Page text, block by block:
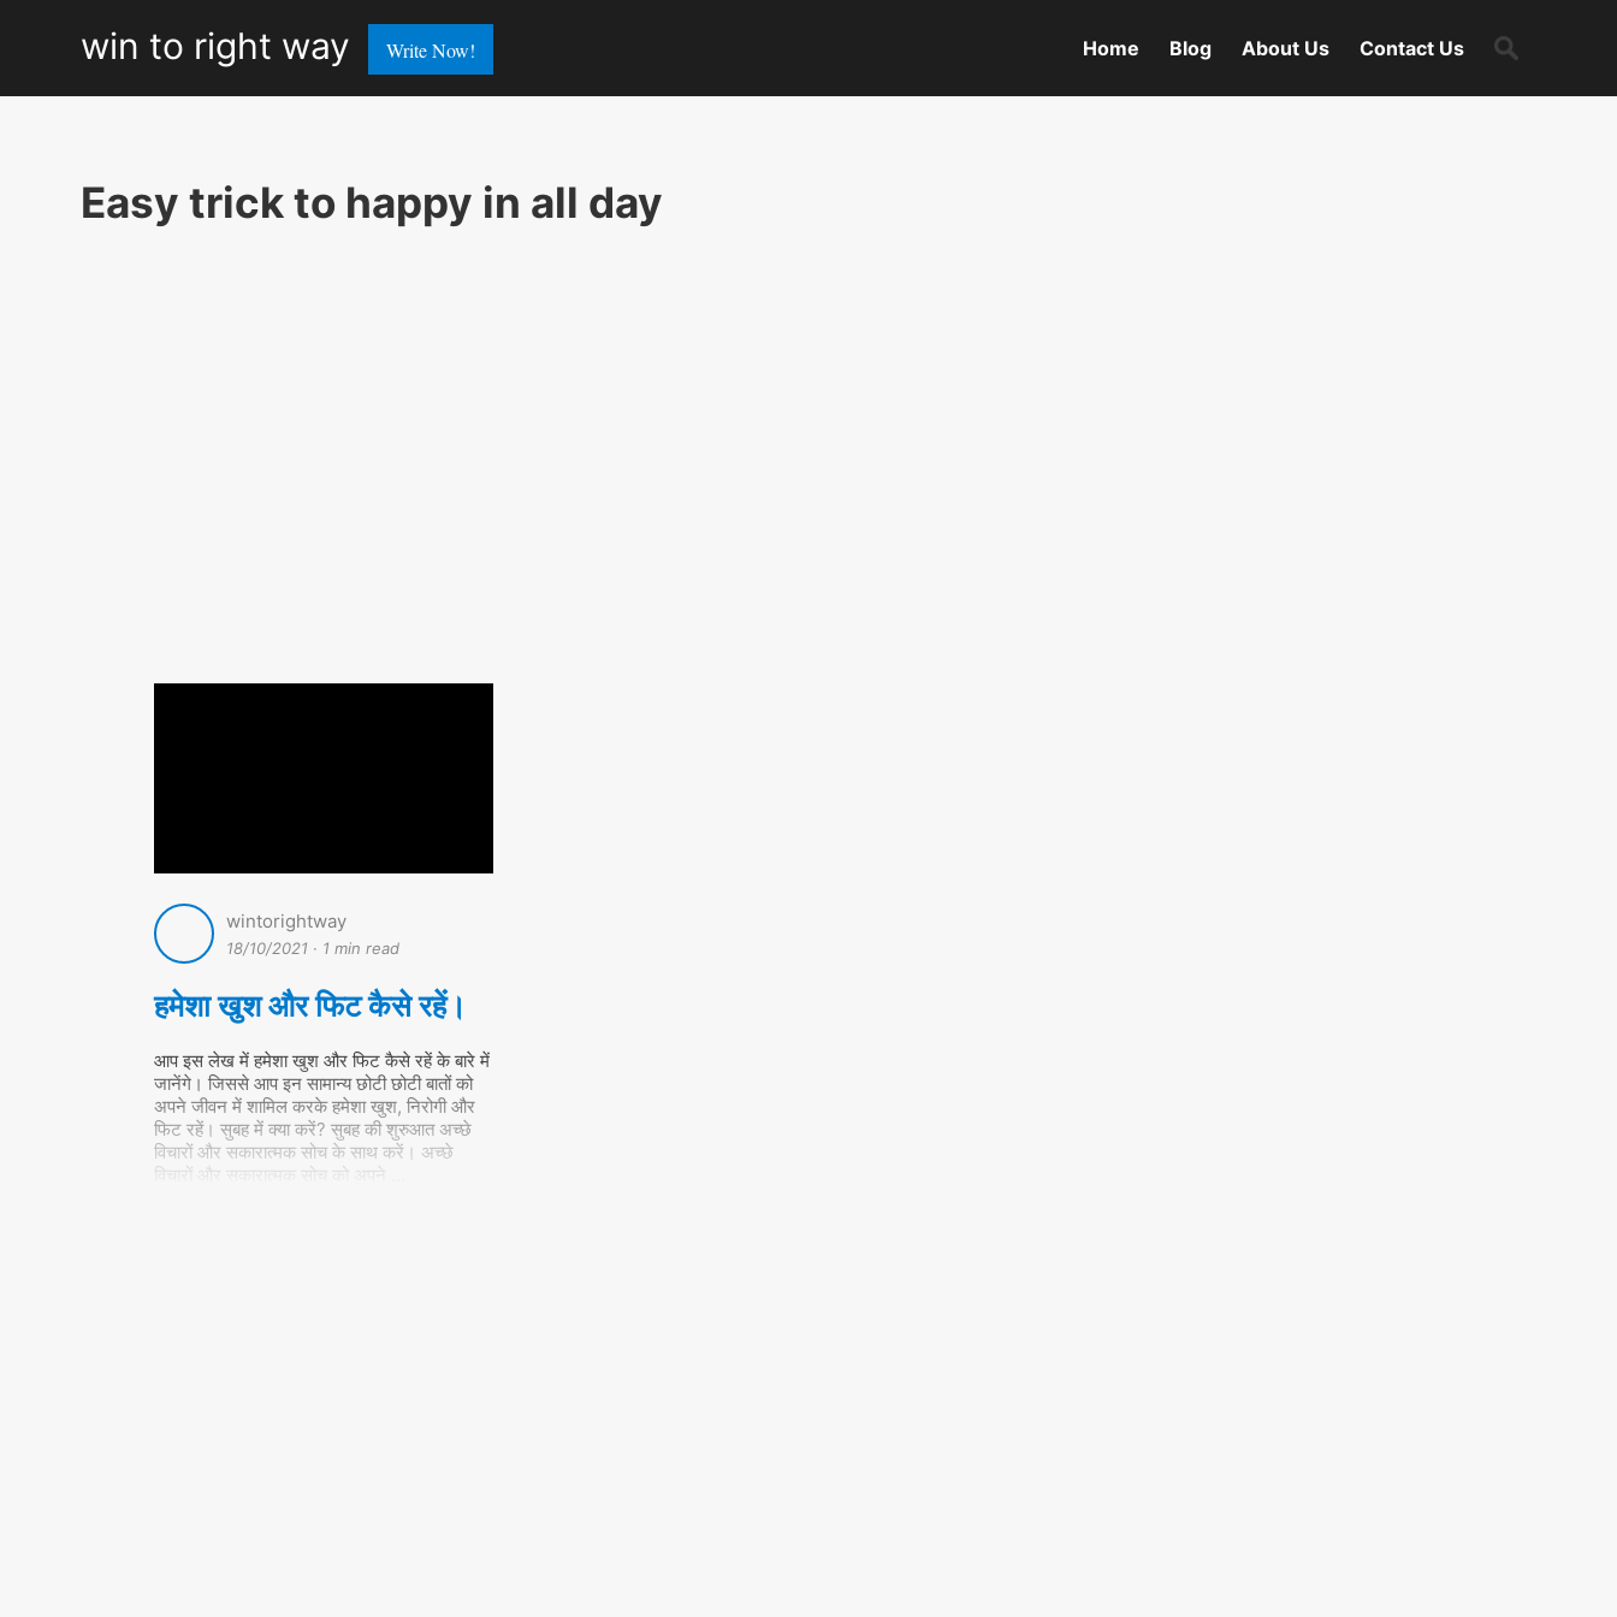
win
to
win to right way Write Now! Home Blog About Us Contact Us
Search
for:
Easy trick to happy in all day
wintorightway
18/10/2021 · 1 min read
हमेशा खुश और फिट कैसे रहें।
आप इस लेख में हमेशा खुश और फिट कैसे रहें के बारे में
जानेंगे। जिससे आप इन सामान्य छोटी छोटी बातों को
अपने जीवन में शामिल करके हमेशा खुश, निरोगी और
फिट रहें। सुबह में क्या करें? सुबह की शुरुआत अच्छे
विचारों और सकारात्मक सोच के साथ करें। अच्छे
विचारों और सकारात्मक सोच को अपने